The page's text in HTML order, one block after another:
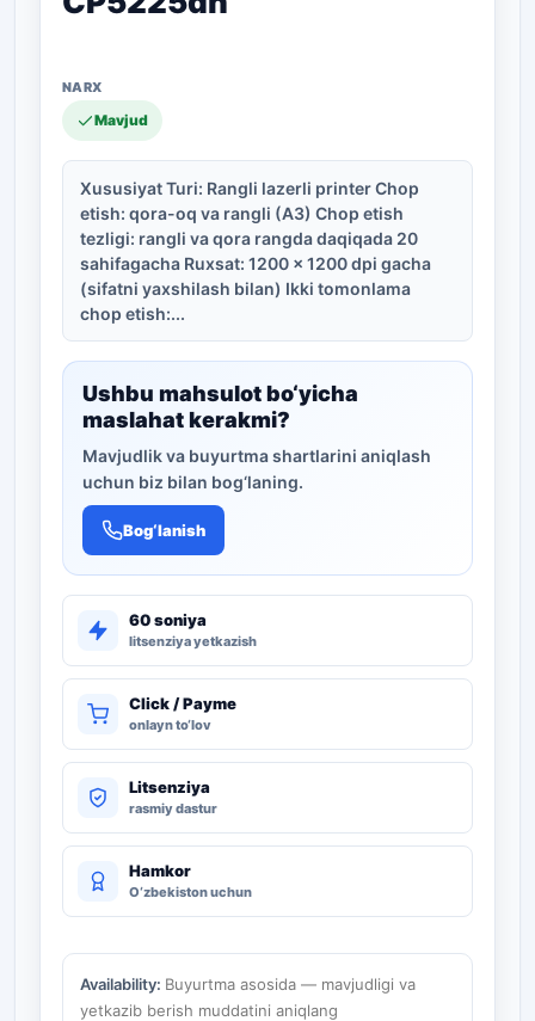
Mavjud
Xususiyat Turi: Rangli lazerli printer Chop
etish: qora-oq va rangli (A3) Chop etish
tezligi: rangli va qora rangda daqiqada 20
sahifagacha Ruxsat: 1200 x 1200 dpi gacha
(sifatni yaxshilash bilan) Ikki tomonlama
chop etish:...
Ushbu mahsulot bo‘yicha
maslahat kerakmi?
Mavjudlik va buyurtma shartlarini aniqlash
uchun biz bilan bog‘laning.
Bog‘lanish
60 soniya
litsenziya yetkazish
Click / Payme
onlayn to‘lov
Litsenziya
rasmiy dastur
Hamkor
O‘zbekiston uchun
Availability: Buyurtma asosida — mavjudligi va
yetkazib berish muddatini aniqlang